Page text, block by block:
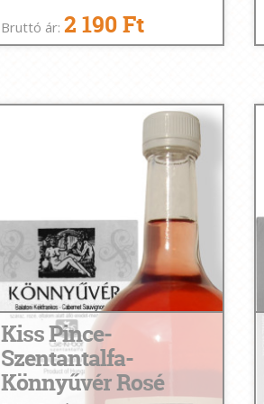
Bruttó ár: 2 190 Ft
Kiss Pince-
Szentantalfa-
Könnyűvér Rosé